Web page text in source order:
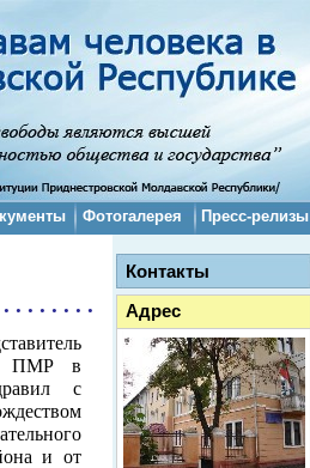
Фотогалерея Пресс-релизы
. . . . . . .
в ПМР в
с
и от
Контакты
Адрес